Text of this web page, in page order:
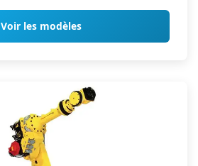
Voir les modèles